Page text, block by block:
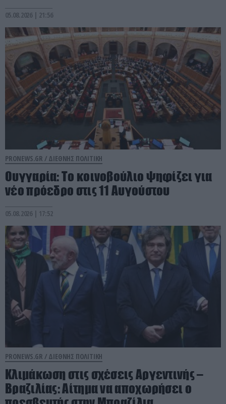
05.08.2026 | 21:56
PRONEWS.GR / ΔΙΕΘΝΗΣ ΠΟΛΙΤΙΚΗ
Ουγγαρία: Το κοινοβούλιο ψηφίζει για
νέο πρόεδρο στις 11 Αυγούστου
05.08.2026 | 17:52
PRONEWS.GR / ΔΙΕΘΝΗΣ ΠΟΛΙΤΙΚΗ
Κλιμάκωση στις σχέσεις Αργεντινής –
Βραζιλίας: Αίτημα να αποχωρήσει ο